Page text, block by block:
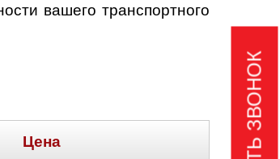
вашего транспортного
Цена